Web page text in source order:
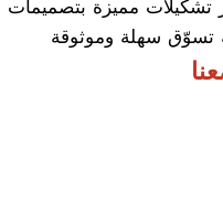
تشكيلات مميزة بتصميمات
تسوّق سهلة وموثوقة